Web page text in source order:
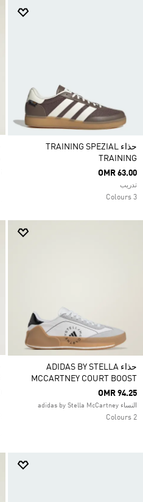
حذاء TRAINING SPEZIAL
TRAINING
OMR 63.00
تدريب
3 Colours
حذاء ADIDAS BY STELLA
MCCARTNEY COURT BOOST
OMR 94.25
النساء adidas by Stella McCartney
2 Colours